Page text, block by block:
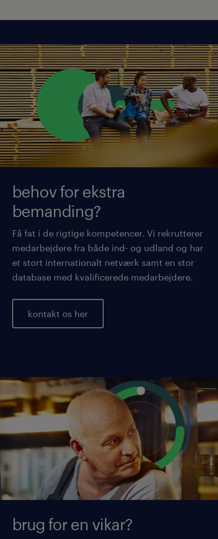
behov for ekstra
bemanding?
Få fat i de rigtige kompetencer. Vi rekrutterer
medarbejdere fra både ind- og udland og har
et stort internationalt netværk samt en stor
database med kvalificerede medarbejdere.
kontakt os her
brug for en vikar?